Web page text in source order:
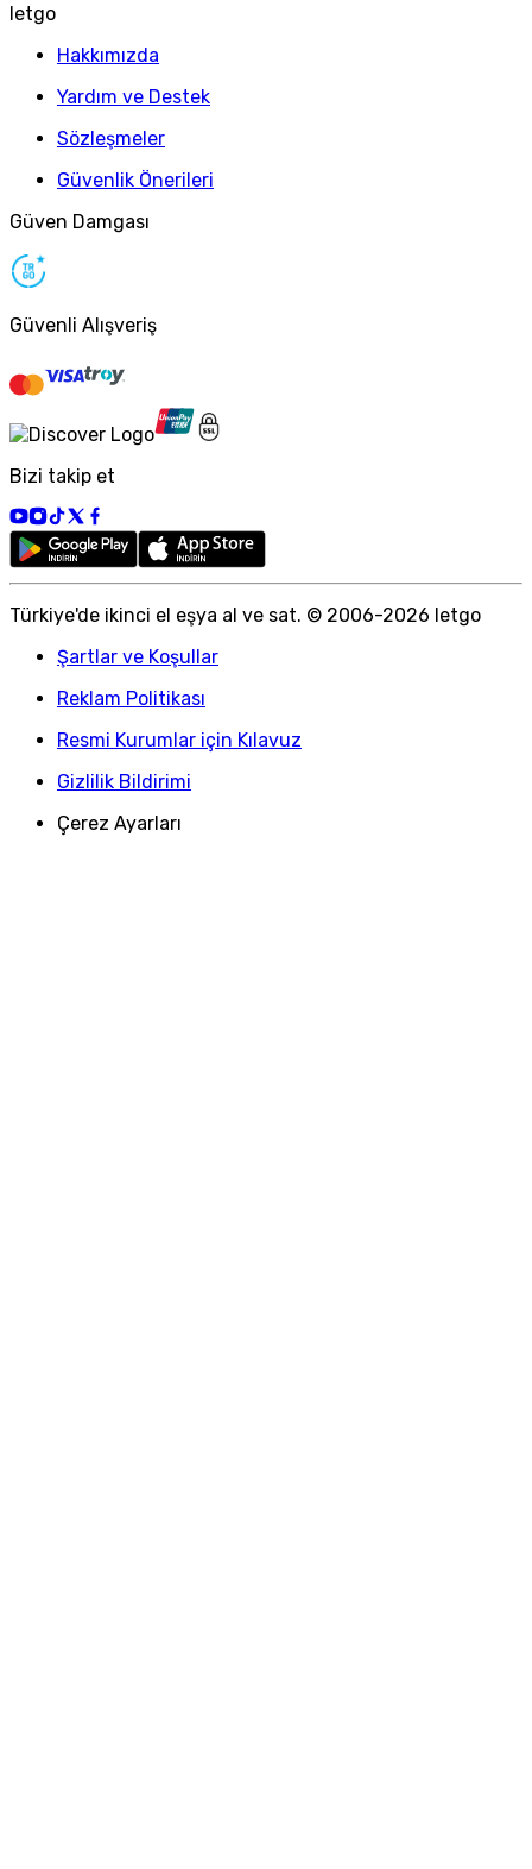
letgo
Hakkımızda
Yardım ve Destek
Sözleşmeler
Güvenlik Önerileri
Güven Damgası
Güvenli Alışveriş
Bizi takip et
Türkiye'de ikinci el eşya al ve sat. © 2006-2026 letgo
Şartlar ve Koşullar
Reklam Politikası
Resmi Kurumlar için Kılavuz
Gizlilik Bildirimi
Çerez Ayarları